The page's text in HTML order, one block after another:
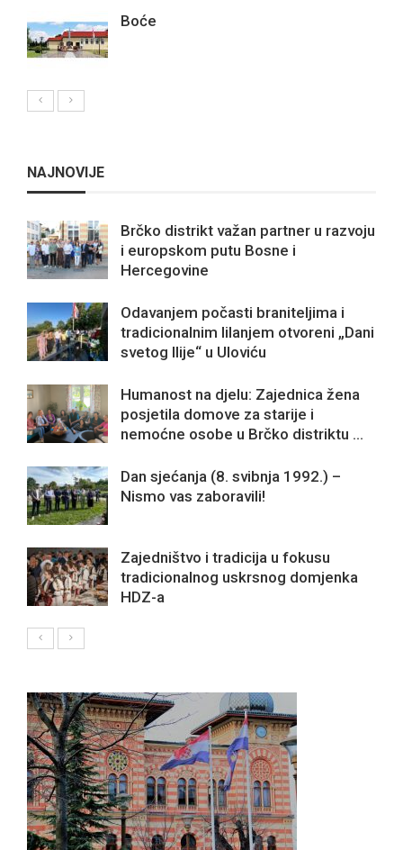
Boće
NAJNOVIJE
Brčko distrikt važan partner u razvoju
i europskom putu Bosne i
Hercegovine
Odavanjem počasti braniteljima i
tradicionalnim lilanjem otvoreni „Dani
svetog Ilije“ u Uloviću
Humanost na djelu: Zajednica žena
posjetila domove za starije i
nemoćne osobe u Brčko distriktu ...
Dan sjećanja (8. svibnja 1992.) –
Nismo vas zaboravili!
Zajedništvo i tradicija u fokusu
tradicionalnog uskrsnog domjenka
HDZ-a